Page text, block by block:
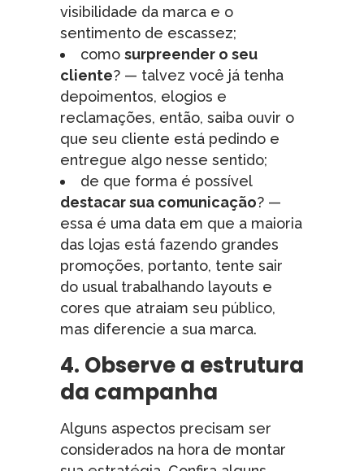
visibilidade da marca e o
sentimento de escassez;
como surpreender o seu
cliente? — talvez você já tenha
depoimentos, elogios e
reclamações, então, saiba ouvir o
que seu cliente está pedindo e
entregue algo nesse sentido;
de que forma é possível
destacar sua comunicação? —
essa é uma data em que a maioria
das lojas está fazendo grandes
promoções, portanto, tente sair
do usual trabalhando layouts e
cores que atraiam seu público,
mas diferencie a sua marca.
4. Observe a estrutura
da campanha
Alguns aspectos precisam ser
considerados na hora de montar